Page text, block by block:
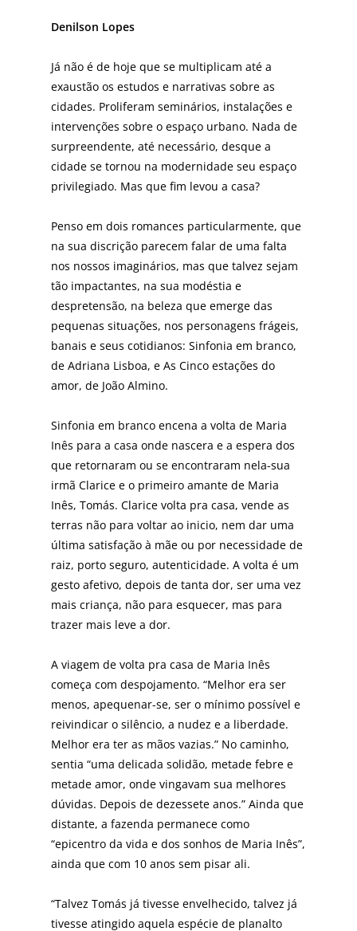
Denilson Lopes
Já não é de hoje que se multiplicam até a
exaustão os estudos e narrativas sobre as
cidades. Proliferam se­minários, instalações e
intervenções sobre o espaço urbano. Nada de
surpreendente, até necessário, des­que a
cidade se tornou na modernidade seu espaço
privilegiado. Mas que fim levou a casa?
Penso em dois romances particularmente, que
na sua discrição parecem falar de uma falta
nos nossos imaginá­rios, mas que talvez sejam
tão impactantes, na sua mo­déstia e
despretensão, na beleza que emerge das
peque­nas situações, nos personagens frágeis,
banais e seus co­tidianos: Sinfonia em branco,
de Adriana Lisboa, e As Cinco estações do
amor, de João Almino.
Sinfonia em branco encena a volta de Maria
Inês para a casa onde nascera e a espera dos
que retornaram ou se encontraram nela-sua
irmã Clarice e o primeiro aman­te de Maria
Inês, Tomás. Clarice volta pra casa, vende as
terras não para voltar ao inicio, nem dar uma
última sa­tisfação à mãe ou por necessidade de
raiz, porto seguro, autenticidade. A volta é um
gesto afetivo, depois de tanta dor, ser uma vez
mais criança, não para esquecer, mas para
trazer mais leve a dor.
A viagem de volta pra casa de Maria Inês
começa com despojamento. “Melhor era ser
menos, apequenar-se, ser o mínimo possível e
reivindicar o silêncio, a nudez e a li­berdade.
Melhor era ter as mãos vazias.” No caminho,
sentia “uma delicada solidão, metade febre e
metade amor, onde vingavam sua melhores
dúvidas. Depois de dezessete anos.” Ainda que
distante, a fazenda permane­ce como
“epicentro da vida e dos sonhos de Maria Inês”,
ainda que com 10 anos sem pisar ali.
“Talvez Tomás já tivesse envelhecido, talvez já
tivesse atingido aquela espécie de planalto